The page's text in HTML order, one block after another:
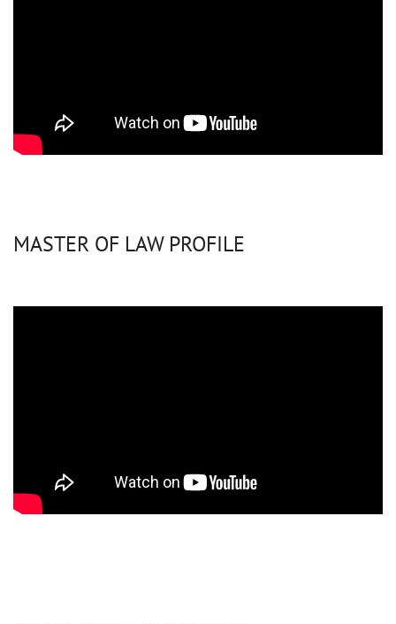
MASTER OF LAW PROFILE